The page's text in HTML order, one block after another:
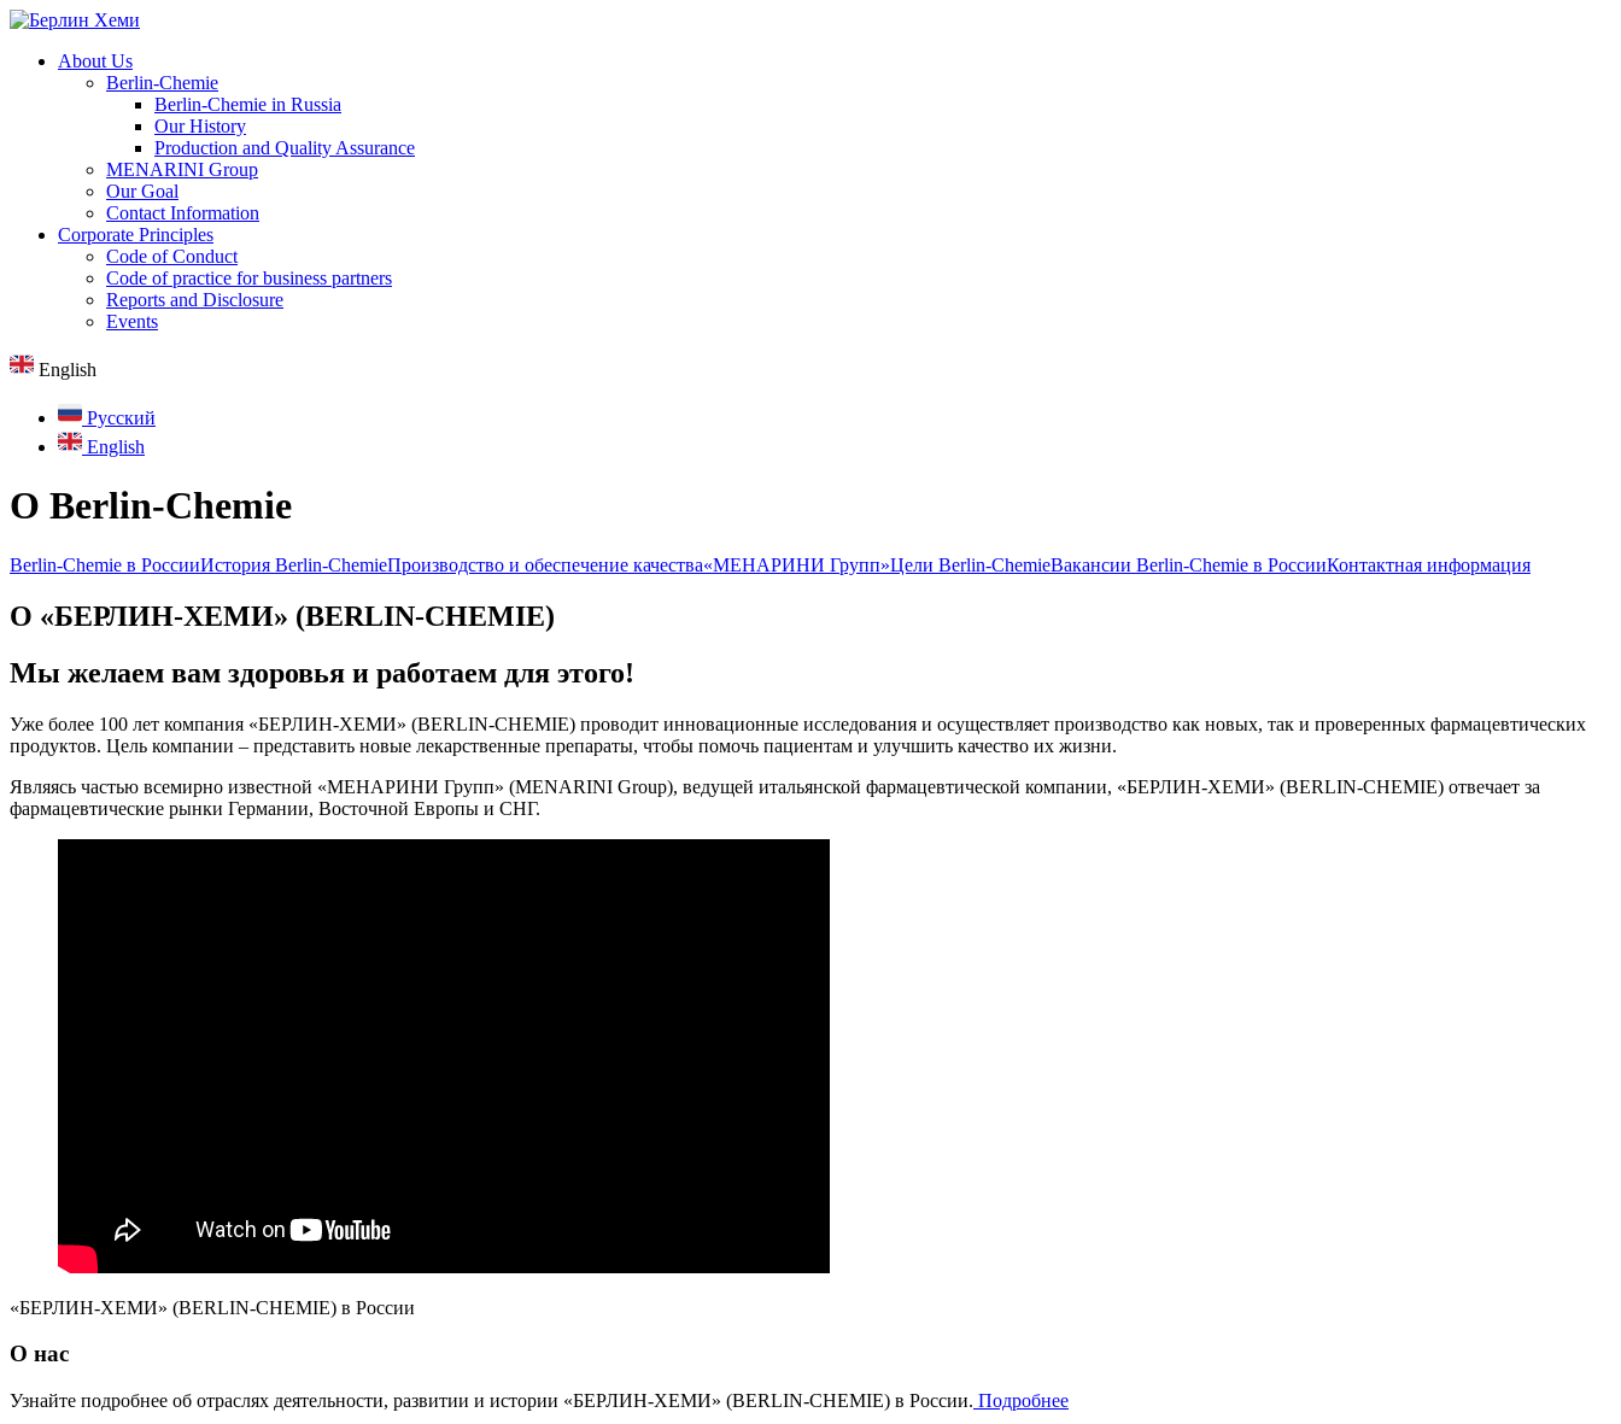
About Us
Berlin-Chemie
Berlin-Chemie in Russia
Our History
Production and Quality Assurance
MENARINI Group
Our Goal
Contact Information
Corporate Principles
Code of Conduct
Code of practice for business partners
Reports and Disclosure
Events
English
Русский
English
О Berlin-Chemie
Berlin-Chemie в РоссииИстория Berlin-ChemieПроизводство и обеспечение качества«МЕНАРИНИ Групп»Цели Berlin-ChemieВакансии Berlin-Chemie в РоссииКонтактная информация
О «БЕРЛИН-ХЕМИ» (BERLIN-CHEMIE)
Мы желаем вам здоровья и работаем для этого!
Уже более 100 лет компания «БЕРЛИН-ХЕМИ» (BERLIN-CHEMIE) проводит инновационные исследования и осуществляет производство как новых, так и проверенных фармацевтических
продуктов. Цель компании – представить новые лекарственные препараты, чтобы помочь пациентам и улучшить качество их жизни.
Являясь частью всемирно известной «МЕНАРИНИ Групп» (MENARINI Group), ведущей итальянской фармацевтической компании, «БЕРЛИН-ХЕМИ» (BERLIN-CHEMIE) отвечает за
фармацевтические рынки Германии, Восточной Европы и СНГ.
«БЕРЛИН-ХЕМИ» (BERLIN-CHEMIE) в России
О нас
Узнайте подробнее об отраслях деятельности, развитии и истории «БЕРЛИН-ХЕМИ» (BERLIN-CHEMIE) в России. Подробнее